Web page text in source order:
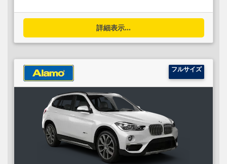
詳細表示...
フルサイズ